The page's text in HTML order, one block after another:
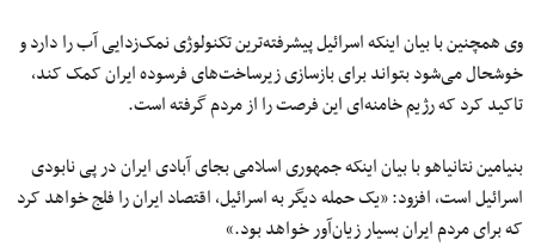
وی همچنین با بیان اینکه اسرائیل پیشرفته‌ترین تکنولوژی نمک‌زدایی آب را دارد و
خوشحال می‌شود بتواند برای بازسازی زیرساخت‌های فرسوده ایران کمک کند،
تاکید کرد که رژیم خامنه‌ای این فرصت را از مردم گرفته است.
بنیامین نتانیاهو با بیان اینکه جمهوری اسلامی بجای آبادی ایران در پی نابودی
اسرائیل است، افزود: «یک حمله دیگر به اسرائیل، اقتصاد ایران را فلج خواهد کرد
که براى مردم ایران بسیار زیان‌آور خواهد بود.»